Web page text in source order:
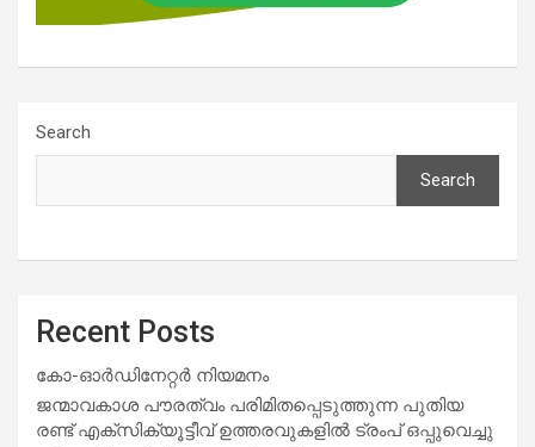
Search
Search
Recent Posts
കോ-ഓർഡിനേറ്റർ നിയമനം
ജന്മാവകാശ പൗരത്വം പരിമിതപ്പെടുത്തുന്ന പുതിയ
രണ്ട് എക്സിക്യൂട്ടീവ് ഉത്തരവുകളിൽ ട്രംപ് ഒപ്പുവെച്ചു